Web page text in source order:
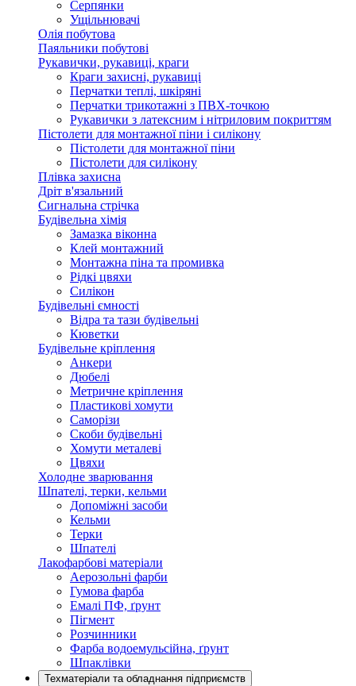
Серпянки
Ущільнювачі
Олія побутова
Паяльники побутові
Рукавички, рукавиці, краги
Краги захисні, рукавиці
Перчатки теплі, шкіряні
Перчатки трикотажні з ПВХ-точкою
Рукавички з латексним і нітриловим покриттям
Пістолети для монтажної піни і силікону
Пістолети для монтажної піни
Пістолети для силікону
Плівка захисна
Дріт в'язальний
Сигнальна стрічка
Будівельна хімія
Замазка віконна
Клей монтажний
Монтажна піна та промивка
Рідкі цвяхи
Силікон
Будівельні ємності
Відра та тази будівельні
Кюветки
Будівельне кріплення
Анкери
Дюбелі
Метричне кріплення
Пластикові хомути
Саморізи
Скоби будівельні
Хомути металеві
Цвяхи
Холодне зварювання
Шпателі, терки, кельми
Допоміжні засоби
Кельми
Терки
Шпателі
Лакофарбові матеріали
Аерозольні фарби
Гумова фарба
Емалі ПФ, ґрунт
Пігмент
Розчинники
Фарба водоемульсійна, ґрунт
Шпаклівки
Техматеріали та обладнання підприємств